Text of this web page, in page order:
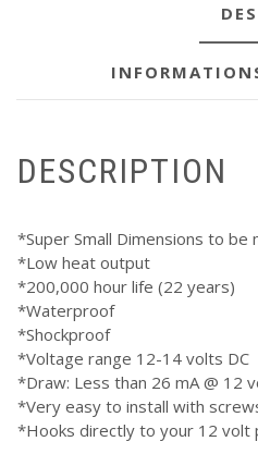
DESCRIPTION
*Super Small Dimensions to be
*Low heat output
*200,000 hour life (22 years)
*Waterproof
*Shockproof
*Voltage range 12-14 volts DC
*Draw: Less than 26 mA @ 12
*Very easy to install with
*Hooks directly to your 12 volt